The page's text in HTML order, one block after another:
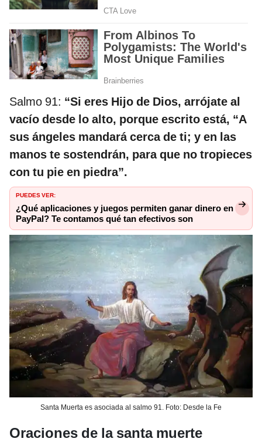
Salmo 91: “Si eres Hijo de Dios, arrójate al
vacío desde lo alto, porque escrito está, “A
sus ángeles mandará cerca de ti; y en las
manos te sostendrán, para que no tropieces
con tu pie en piedra”.
PUEDES VER:
¿Qué aplicaciones y juegos permiten ganar dinero en
PayPal? Te contamos qué tan efectivos son
Santa Muerta es asociada al salmo 91. Foto: Desde la Fe
Oraciones de la santa muerte